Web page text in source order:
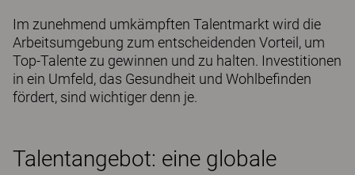
Im zunehmend umkämpften Talentmarkt wird die
Arbeitsumgebung zum entscheidenden Vorteil, um
Top-Talente zu gewinnen und zu halten. Investitionen
in ein Umfeld, das Gesundheit und Wohlbefinden
fördert, sind wichtiger denn je.
Talentangebot: eine globale